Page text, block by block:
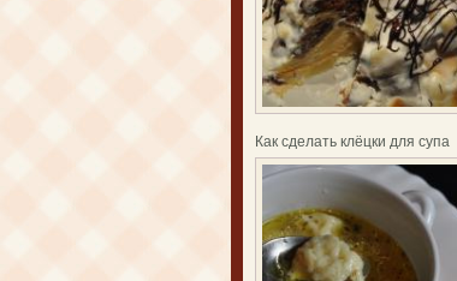
Как сделать клёцки для супа